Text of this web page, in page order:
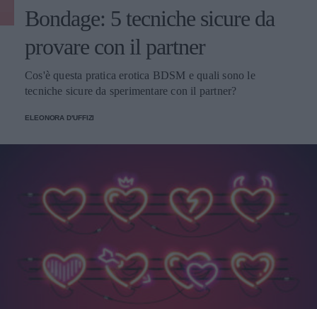
Bondage: 5 tecniche sicure da
provare con il partner
Cos'è questa pratica erotica BDSM e quali sono le
tecniche sicure da sperimentare con il partner?
ELEONORA D'UFFIZI